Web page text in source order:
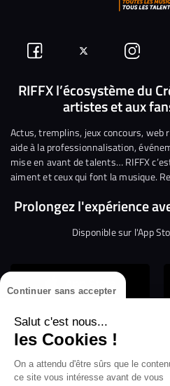
Continuer sans accepter
Salut c'est nous...
les Cookies !
On a attendu d'être sûrs que le
ce site vous intéresse avant de vous
Suivez-
nous
Facebook
Suivez-
nous
sur
Twitter
Nous
sur
RIFFX l’écosystème du
artistes et aux
Actus, tremplins, jeux concours, web
aide à la professionnalisation,
mise en avant de talents… RIFFX
aiment et ceux qui font la musique.
Prolongez l'expérience
Disponible sur l'App
Confidentialité